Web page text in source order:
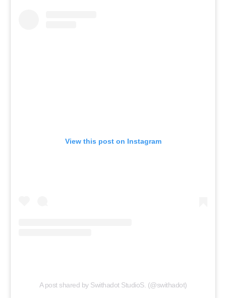
View this post on Instagram
A post shared by Swithadot StudioS. (@swithadot)